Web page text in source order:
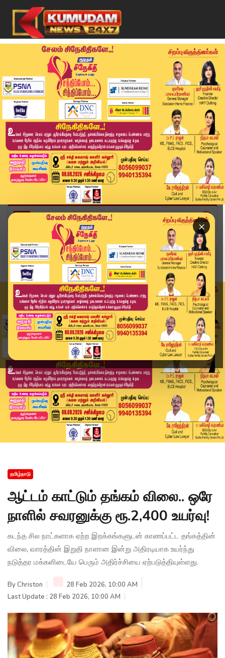
×
Home
தமிழ்நாடு
ஆட்டம் காட்டும் தங்கம் விலை.. ஒரே நாளில் சவரனுக...
தமிழ்நாடு
ஆட்டம் காட்டும் தங்கம் விலை.. ஒரே
நாளில் சவரனுக்கு ரூ.2,400 உயர்வு!
கடந்த சில நாட்களாக ஏற்ற இறக்கங்களுடன் காணப்பட்ட தங்கத்தின்
விலை, வாரத்தின் இறுதி நாளான இன்று அதிரடியாக உயர்ந்து
நடுத்தர மக்களிடையே பெரும் அதிர்ச்சியை ஏற்படுத்தியுள்ளது.
ByChriston
28 Feb 2026, 10:00 AM
Last Update : 28 Feb 2026, 10:00 AM